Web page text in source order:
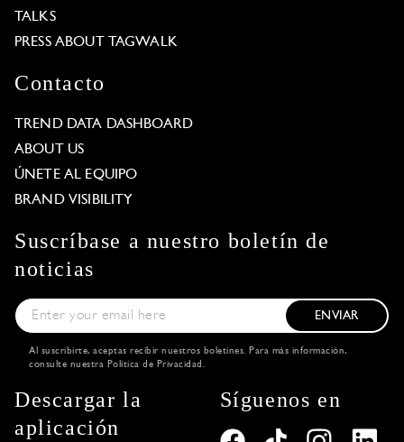
TALKS
PRESS ABOUT TAGWALK
Contacto
TREND DATA DASHBOARD
ABOUT US
ÚNETE AL EQUIPO
BRAND VISIBILITY
Suscríbase a nuestro boletín de
noticias
ENVIAR
Al suscribirte, aceptas recibir nuestros boletines. Para más información,
consulte nuestra Política de Privacidad .
Descargar la
aplicación
Síguenos en